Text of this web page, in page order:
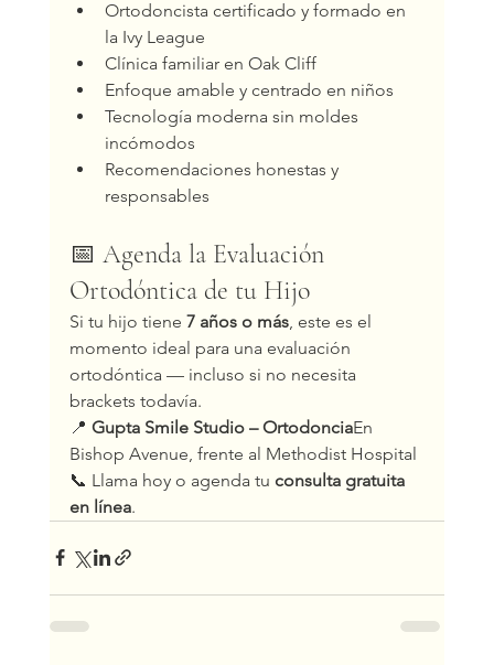
Ortodoncista certificado y formado en
la Ivy League
Clínica familiar en Oak Cliff
Enfoque amable y centrado en niños
Tecnología moderna sin moldes
incómodos
Recomendaciones honestas y
responsables
📅 Agenda la Evaluación
Ortodóntica de tu Hijo
Si tu hijo tiene 7 años o más, este es el
momento ideal para una evaluación
ortodóntica — incluso si no necesita
brackets todavía.
📍 Gupta Smile Studio – OrtodonciaEn
Bishop Avenue, frente al Methodist Hospital
📞 Llama hoy o agenda tu consulta gratuita
en línea.